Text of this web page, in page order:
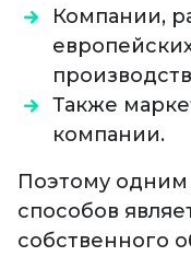
Компании,
Также
компании.
Поэтому
способов
собственного